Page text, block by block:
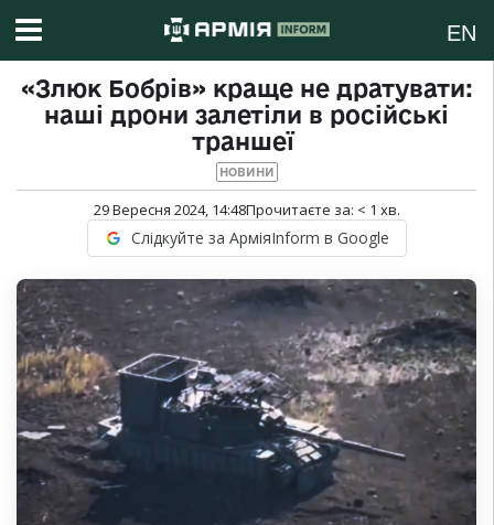
EN
«Злюк Бобрів» краще не дратувати:
наші дрони залетіли в російські
траншеї
НОВИНИ
29 Вересня 2024, 14:48Прочитаєте за: < 1 хв.
Слідкуйте за АрміяInform в Google